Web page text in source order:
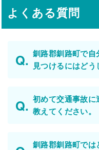
よくある質問
釧路郡釧路町で
見つけるにはど
初めて交通事故
教えてください。
釧路郡釧路町では